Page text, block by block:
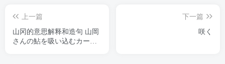
上一篇
山冈的意思解释和造句 山岡
さんの鮎を吸い込むカービ
下一篇
咲く